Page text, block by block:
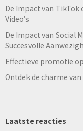
De Impact van TikTok
Video’s
De Impact van Social
Succesvolle
Effectieve promotie
Ontdek de charme
Laatste reacties